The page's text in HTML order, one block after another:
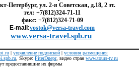
Петербург, ул. 2-я Советская, д.18, 2 эт.
тел: +7(812)324-71-11
факс: +7(812)324-71-09
E-mail:vostok@versa-travel.com
www.versa-travel.spb.ru
| управление подпиской | условия размещения
, Skype: PiterDnepr, видео стран www.tours-tv.ru
предоставившие их фирмы